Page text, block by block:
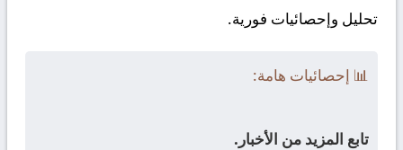
تحليل وإحصائيات فورية.
📊 إحصائيات هامة:
تابع المزيد من الأخبار.